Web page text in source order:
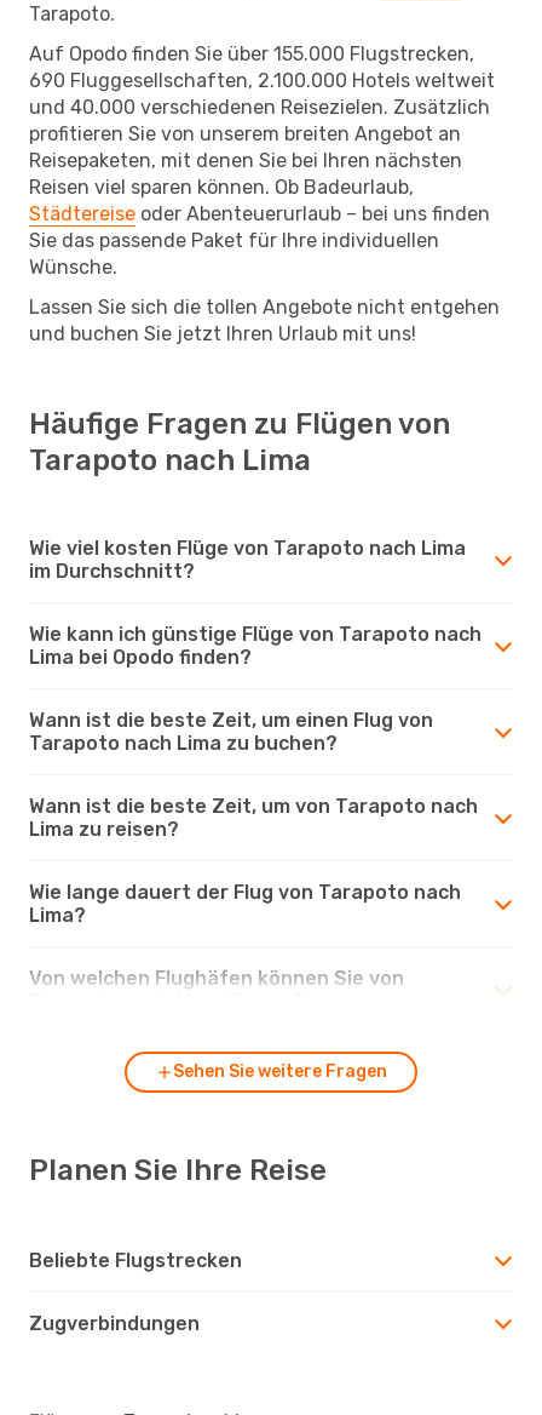
Tarapoto.
Auf Opodo finden Sie über 155.000 Flugstrecken,
690 Fluggesellschaften, 2.100.000 Hotels weltweit
und 40.000 verschiedenen Reisezielen. Zusätzlich
profitieren Sie von unserem breiten Angebot an
Reisepaketen, mit denen Sie bei Ihren nächsten
Reisen viel sparen können. Ob Badeurlaub,
Städtereise oder Abenteuerurlaub – bei uns finden
Sie das passende Paket für Ihre individuellen
Wünsche.
Lassen Sie sich die tollen Angebote nicht entgehen
und buchen Sie jetzt Ihren Urlaub mit uns!
Häufige Fragen zu Flügen von
Tarapoto nach Lima
Wie viel kosten Flüge von Tarapoto nach Lima
im Durchschnitt?
Wie kann ich günstige Flüge von Tarapoto nach
Lima bei Opodo finden?
Wann ist die beste Zeit, um einen Flug von
Tarapoto nach Lima zu buchen?
Wann ist die beste Zeit, um von Tarapoto nach
Lima zu reisen?
Wie lange dauert der Flug von Tarapoto nach
Lima?
Von welchen Flughäfen können Sie von
Sehen Sie weitere Fragen
Planen Sie Ihre Reise
Beliebte Flugstrecken
Zugverbindungen